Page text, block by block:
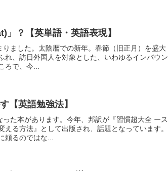
？【英単語・英語表現】
ました。太陰暦での新年。春節（旧正月）を盛大
れ、訪日外国人を対象とした、いわゆるインバウン
ろで、今...
【英語勉強法】
た本があります。今年、邦訳が『習慣超大全 ース
る方法』として出版され、話題となっています。
頼るのではな...